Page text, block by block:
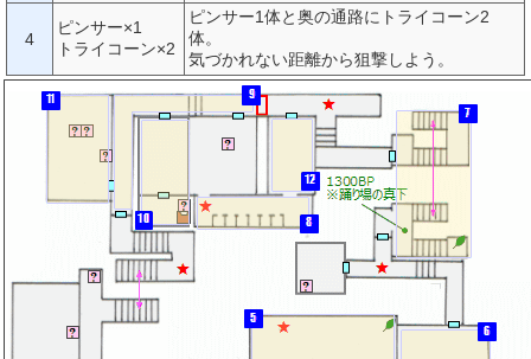
4
ピンサー×1
トライコーン×2
ピンサー1体と奥の通路にトライコーン2
体。
気づかれない距離から狙撃しよう。